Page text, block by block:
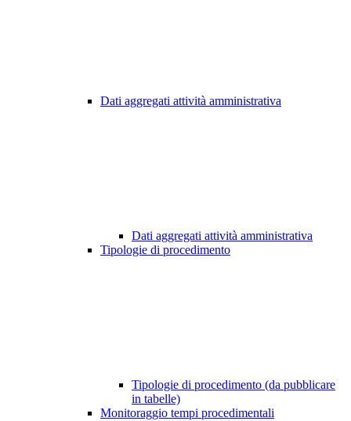
Dati aggregati attività amministrativa
Dati aggregati attività amministrativa
Tipologie di procedimento
Tipologie di procedimento (da pubblicare
in tabelle)
Monitoraggio tempi procedimentali